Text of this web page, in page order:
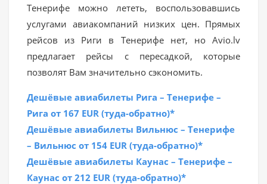
Тенерифе можно лететь, воспользовавшись
услугами авиакомпаний низких цен. Прямых
рейсов из Риги в Тенерифе нет, но Avio.lv
предлагает рейсы с пересадкой, которые
позволят Вам значительно сэкономить.
Дешёвые авиабилеты Рига – Тенерифе –
Рига от 167 EUR (туда-обратно)*
Дешёвые авиабилеты Вильнюс – Тенерифе
– Вильнюс от 154 EUR (туда-обратно)*
Дешёвые авиабилеты Каунас – Тенерифе –
Каунас от 212 EUR (туда-обратно)*